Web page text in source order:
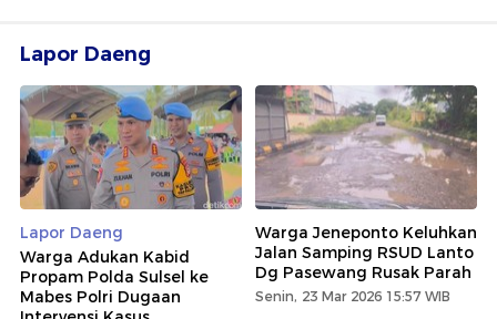
Lapor Daeng
Lapor Daeng
Warga Adukan Kabid
Propam Polda Sulsel ke
Mabes Polri Dugaan
Warga Jeneponto Keluhkan
Jalan Samping RSUD Lanto
Dg Pasewang Rusak Parah
Senin, 23 Mar 2026 15:57 WIB